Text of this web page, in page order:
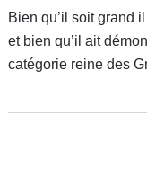
Bien qu’il soit grand
et bien qu’il ait
catégorie reine des
seul représentant